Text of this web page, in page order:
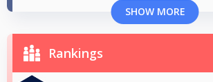
SHOW MORE
Rankings